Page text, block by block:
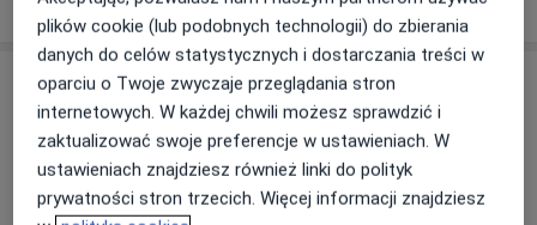
Usługi i ceny
Konsultacja online
Od 250 zł Szczegóły Umów wizytę
plików cookie (lub podobnych technologii) do zbierania
danych do celów statystycznych i dostarczania treści w
oparciu o Twoje zwyczaje przeglądania stron
internetowych. W każdej chwili możesz sprawdzić i
zaktualizować swoje preferencje w ustawieniach. W
ustawieniach znajdziesz również linki do polityk
prywatności stron trzecich. Więcej informacji znajdziesz